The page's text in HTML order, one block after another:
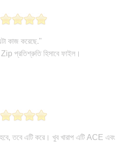
কাজ করেছে."
Zip প্রতিশ্রুতি হিসাবে ফাইল।
হবে, তবে এটি করে। খুব খারাপ এটি ACE এবং